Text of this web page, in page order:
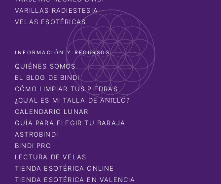
VARILLAS RADIESTESIA
VELAS ESOTÉRICAS
INFORMACIÓN Y RECURSOS
QUIÉNES SOMOS
EL BLOG DE BINDI
CÓMO LIMPIAR TUS PIEDRAS
¿CUAL ES MI TALLA DE ANILLO?
CALENDARIO LUNAR
GUÍA PARA ELEGIR TU BARAJA
ASTROBINDI
BINDI PRO
LECTURA DE VELAS
TIENDA ESOTÉRICA ONLINE
TIENDA ESOTÉRICA EN VALENCIA